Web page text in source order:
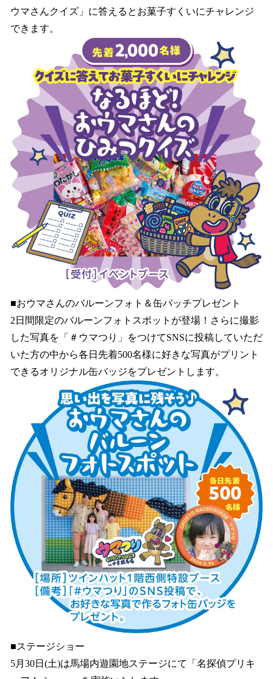
ウマさんクイズ」に答えるとお菓子すくいにチャレンジ
できます。
■おウマさんのバルーンフォト＆缶バッチプレゼント
2日間限定のバルーンフォトスポットが登場！さらに撮影
した写真を「＃ウマつり」をつけてSNSに投稿していただ
いた方の中から各日先着500名様に好きな写真がプリント
できるオリジナル缶バッジをプレゼントします。
■ステージショー
5月30日(土)は馬場内遊園地ステージにて「名探偵プリキ